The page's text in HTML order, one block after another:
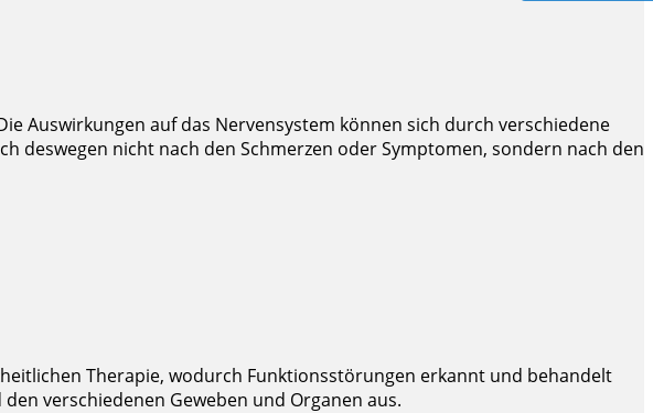
Auswirkungen auf das Nervensystem können sich durch verschiedene
deswegen nicht nach den Schmerzen oder Symptomen, sondern nach den
Therapie, wodurch Funktionsstörungen erkannt und behandelt
verschiedenen Geweben und Organen aus.